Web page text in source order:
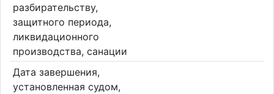
разбирательству,
защитного периода,
ликвидационного
производства, санации
Дата завершения,
установленная судом,